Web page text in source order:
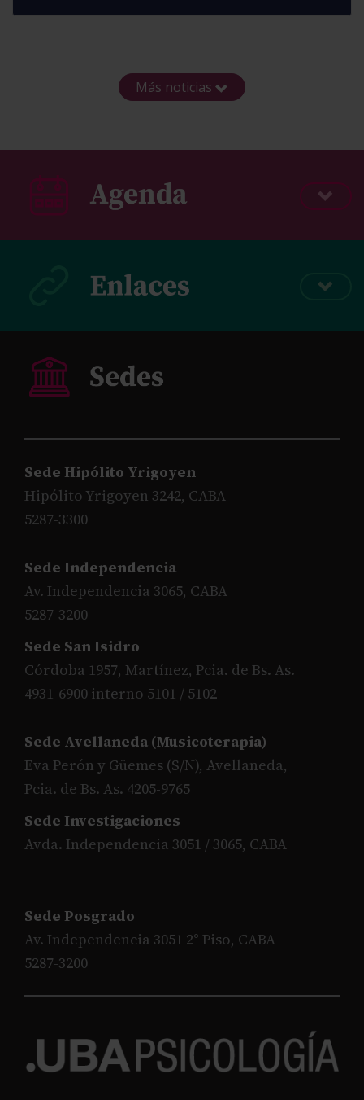
Más noticias
Sede Hipólito Yrigoyen
Hipólito Yrigoyen 3242, CABA
5287-3300
Sede Independencia
Av. Independencia 3065, CABA
5287-3200
Sede San Isidro
Córdoba 1957, Martínez, Pcia. de Bs. As.
4931-6900 interno 5101 / 5102
Sede Avellaneda (Musicoterapia)
Eva Perón y Güemes (S/N), Avellaneda,
Pcia. de Bs. As. 4205-9765
Sede Investigaciones
Avda. Independencia 3051 / 3065, CABA
Sede Posgrado
Av. Independencia 3051 2° Piso, CABA
5287-3200